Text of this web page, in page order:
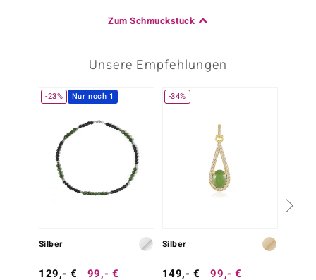
Zum Schmuckstück
Unsere Empfehlungen
-23% Nur noch 1
Silber
129,- € 99,- €
-34%
Silber
149,- € 99,- €